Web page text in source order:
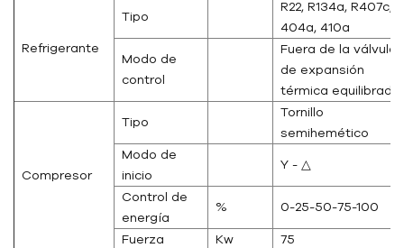
Refrigerante
Tipo
R22, R134a, R407c,
404a, 410a
Modo de
control
Fuera de la válvula
de expansión
térmica equilibrada
Compresor
Tipo
Tornillo
semihemético
Modo de
inicio
Y - △
Control de
energía
% 0-25-50-75-100
Fuerza Kw 75